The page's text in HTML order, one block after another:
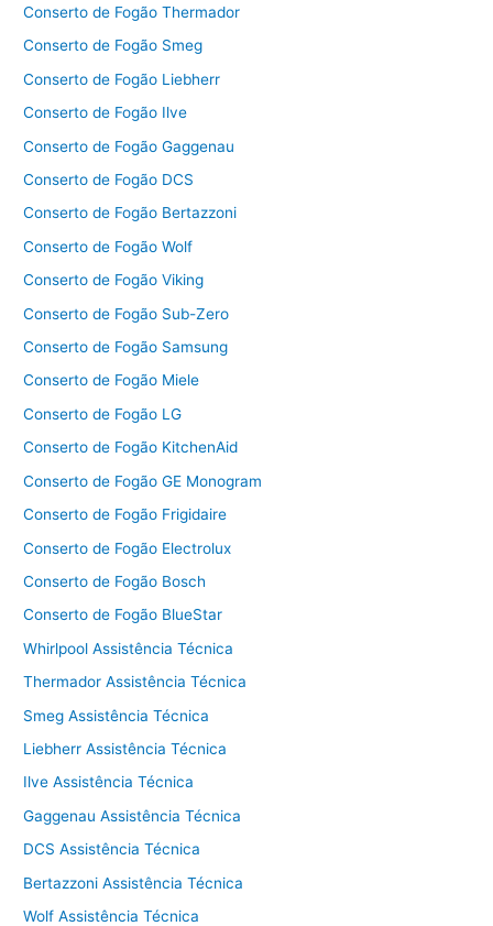
Conserto de Fogão Thermador
Conserto de Fogão Smeg
Conserto de Fogão Liebherr
Conserto de Fogão Ilve
Conserto de Fogão Gaggenau
Conserto de Fogão DCS
Conserto de Fogão Bertazzoni
Conserto de Fogão Wolf
Conserto de Fogão Viking
Conserto de Fogão Sub-Zero
Conserto de Fogão Samsung
Conserto de Fogão Miele
Conserto de Fogão LG
Conserto de Fogão KitchenAid
Conserto de Fogão GE Monogram
Conserto de Fogão Frigidaire
Conserto de Fogão Electrolux
Conserto de Fogão Bosch
Conserto de Fogão BlueStar
Whirlpool Assistência Técnica
Thermador Assistência Técnica
Smeg Assistência Técnica
Liebherr Assistência Técnica
Ilve Assistência Técnica
Gaggenau Assistência Técnica
DCS Assistência Técnica
Bertazzoni Assistência Técnica
Wolf Assistência Técnica